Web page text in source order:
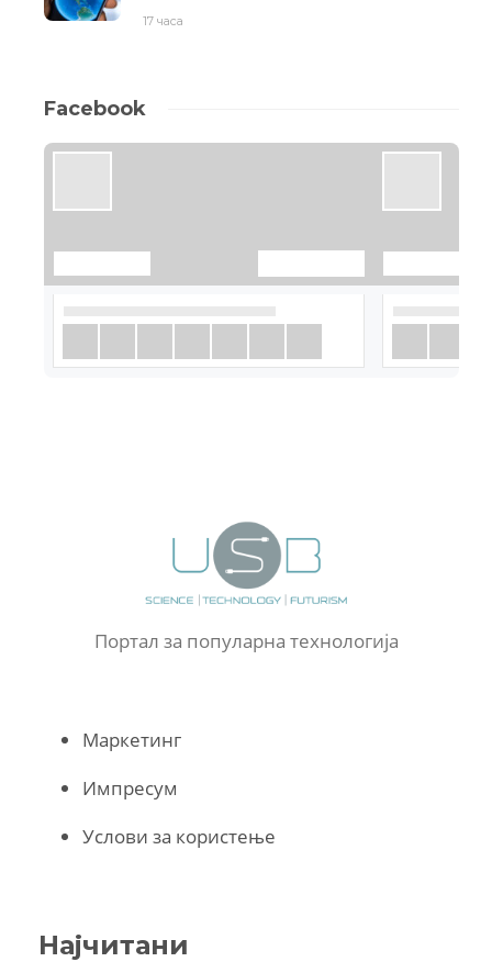
17 часа
Facebook
Портал за популарна технологија
Маркетинг
Импресум
Услови за користење
Најчитани